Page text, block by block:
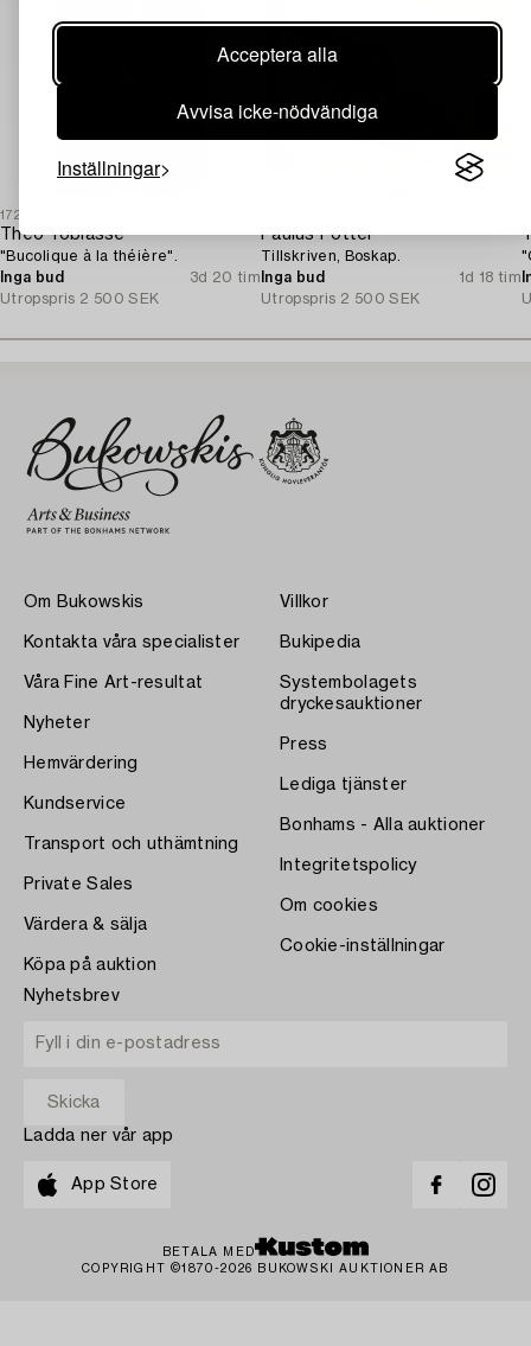
Acceptera alla
Avvisa icke-nödvändiga
Inställningar
1729912
Theo Tobiasse
"Bucolique à la théière".
Inga bud
3d 20 tim
Utropspris 2 500 SEK
Paulus Potter
Tillskriven, Boskap.
Inga bud
1d 18 tim
Utropspris 2 500 SEK
Om Bukowskis
Kontakta våra specialister
Våra Fine Art-resultat
Nyheter
Hemvärdering
Kundservice
Transport och uthämtning
Private Sales
Värdera & sälja
Köpa på auktion
Villkor
Bukipedia
Systembolagets
dryckesauktioner
Press
Lediga tjänster
Bonhams - Alla auktioner
Integritetspolicy
Om cookies
Cookie-inställningar
Nyhetsbrev
Ladda ner vår app
App Store
BETALA MED
COPYRIGHT ©1870-2026 BUKOWSKI AUKTIONER AB